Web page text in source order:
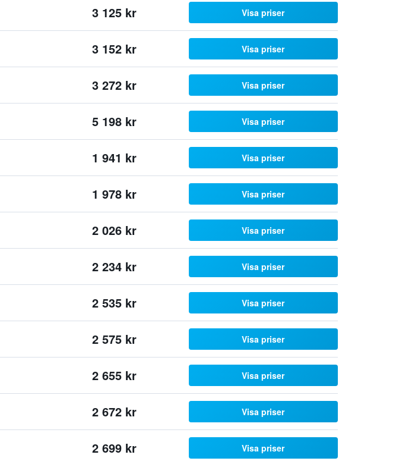
3 125 kr Visa priser
3 152 kr Visa priser
3 272 kr Visa priser
5 198 kr Visa priser
1 941 kr Visa priser
1 978 kr Visa priser
2 026 kr Visa priser
2 234 kr Visa priser
2 535 kr Visa priser
2 575 kr Visa priser
2 655 kr Visa priser
2 672 kr Visa priser
2 699 kr Visa priser